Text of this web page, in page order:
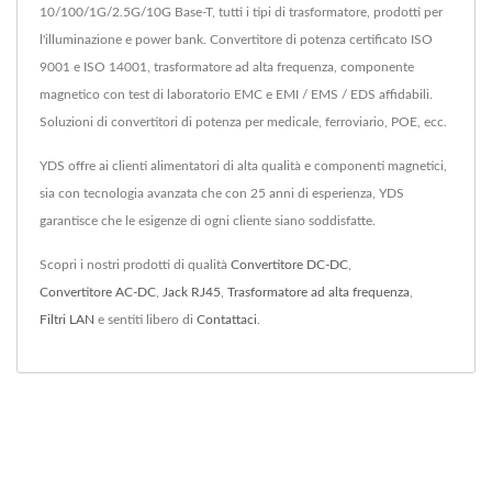
10/100/1G/2.5G/10G Base-T, tutti i tipi di trasformatore, prodotti per
l'illuminazione e power bank. Convertitore di potenza certificato ISO
9001 e ISO 14001, trasformatore ad alta frequenza, componente
magnetico con test di laboratorio EMC e EMI / EMS / EDS affidabili.
Soluzioni di convertitori di potenza per medicale, ferroviario, POE, ecc.
YDS offre ai clienti alimentatori di alta qualità e componenti magnetici,
sia con tecnologia avanzata che con 25 anni di esperienza, YDS
garantisce che le esigenze di ogni cliente siano soddisfatte.
Scopri i nostri prodotti di qualità Convertitore DC-DC
Convertitore AC-DC Jack RJ45 Trasformatore ad alta frequenza
Filtri LAN e sentiti libero di Contattaci